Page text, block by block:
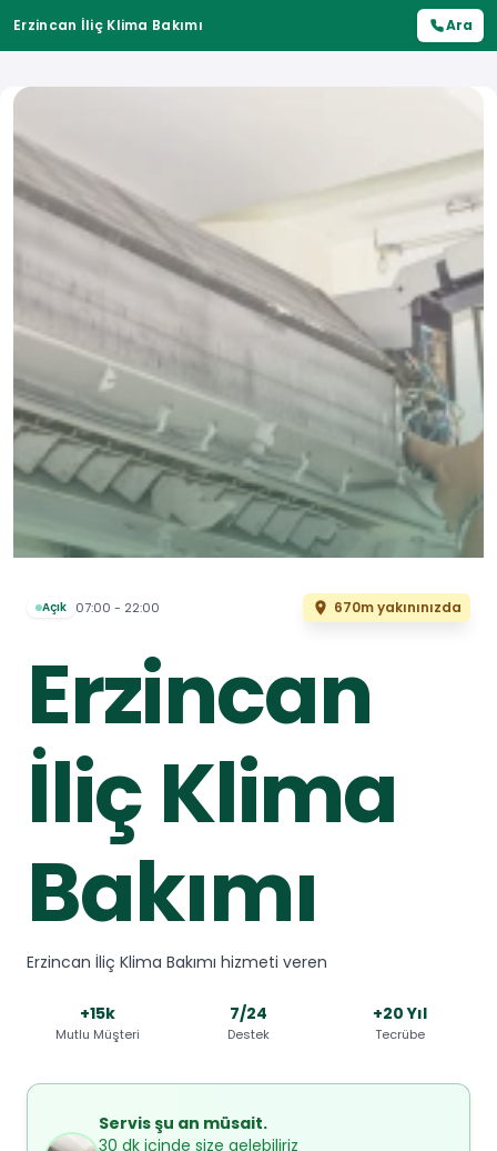
Erzincan İliç Klima Bakımı Ara
Açık 07:00 - 22:00 670m yakınınızda
Erzincan
İliç Klima
Bakımı
Erzincan İliç Klima Bakımı hizmeti veren
+15k
Mutlu Müşteri
7/24
Destek
+20 Yıl
Tecrübe
Servis şu an müsait.
30 dk içinde size gelebiliriz